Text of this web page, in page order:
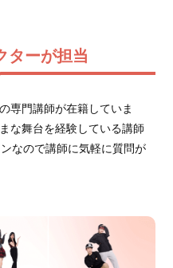
ターが担当
専門講師が在籍していま
な舞台を経験している講師
なので講師に気軽に質問が